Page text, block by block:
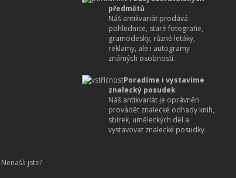
předmětů
Náš antikvariát prodává
pohlednice, staré fotografie,
gramodesky, různé letáky,
reklamy, ale i autogramy
známých osobností.
Poradíme i vystavíme
znalecký posudek
Náš antikvariát je oprávněn
provádět znalecké odhady knih,
sbírek, uměleckých děl a
vystavovat znalecké posudky.
Nenašli jste?